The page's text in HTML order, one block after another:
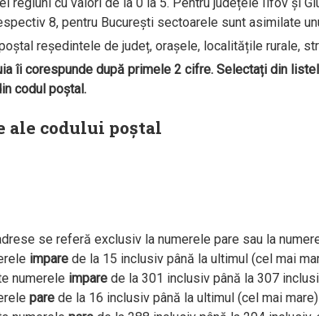
8, pentru București sectoarele sunt asimilate
reședintele de județ, orașele, localitățile rurale,
îi corespunde după primele 2 cifre. Selectați din
codul poștal.
ale codului poștal
se referă exclusiv la numerele pare sau la
impare de la 15 inclusiv până la ultimul (cel mai
numerele impare de la 301 inclusiv până la 307
pare de la 16 inclusiv până la ultimul (cel mai